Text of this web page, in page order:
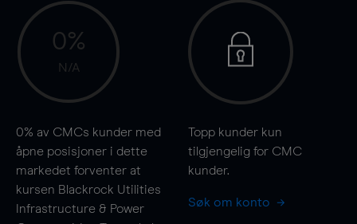
0%
N/A
0% av CMCs kunder med
åpne posisjoner i dette
markedet forventer at
kursen Blackrock Utilities
Infrastructure & Power
Topp kunder kun
tilgjengelig for CMC
kunder.
Søk om konto